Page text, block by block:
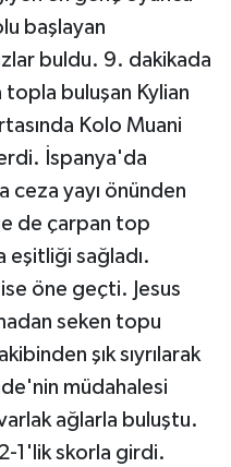
başlayan
buldu. 9. dakikada
topla buluşan Kylian
Kolo Muani
İspanya'da
ceza yayı önünden
de çarpan top
eşitliği sağladı.
öne geçti. Jesus
seken topu
şık sıyrılarak
müdahalesi
ağlarla buluştu.
1'lik skorla girdi.